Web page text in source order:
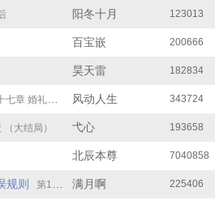
阳冬十月 123013
百宝嵌 200666
昊天雷 182834
婚礼后的生活 风动人生 343724
大结局） 弋心 193658
北辰本尊 7040858
规则 第168章 大结局 满月啊 225406